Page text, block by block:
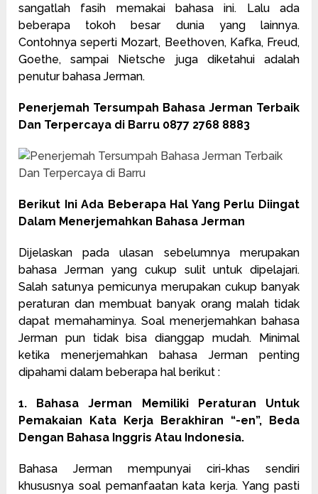
sangatlah fasih memakai bahasa ini. Lalu ada
beberapa tokoh besar dunia yang lainnya.
Contohnya seperti Mozart, Beethoven, Kafka, Freud,
Goethe, sampai Nietsche juga diketahui adalah
penutur bahasa Jerman.
Penerjemah Tersumpah Bahasa Jerman Terbaik
Dan Terpercaya di Barru 0877 2768 8883
Berikut Ini Ada Beberapa Hal Yang Perlu Diingat
Dalam Menerjemahkan Bahasa Jerman
Dijelaskan pada ulasan sebelumnya merupakan
bahasa Jerman yang cukup sulit untuk dipelajari.
Salah satunya pemicunya merupakan cukup banyak
peraturan dan membuat banyak orang malah tidak
dapat memahaminya. Soal menerjemahkan bahasa
Jerman pun tidak bisa dianggap mudah. Minimal
ketika menerjemahkan bahasa Jerman penting
dipahami dalam beberapa hal berikut :
1. Bahasa Jerman Memiliki Peraturan Untuk
Pemakaian Kata Kerja Berakhiran “-en”, Beda
Dengan Bahasa Inggris Atau Indonesia.
Bahasa Jerman mempunyai ciri-khas sendiri
khususnya soal pemanfaatan kata kerja. Yang pasti